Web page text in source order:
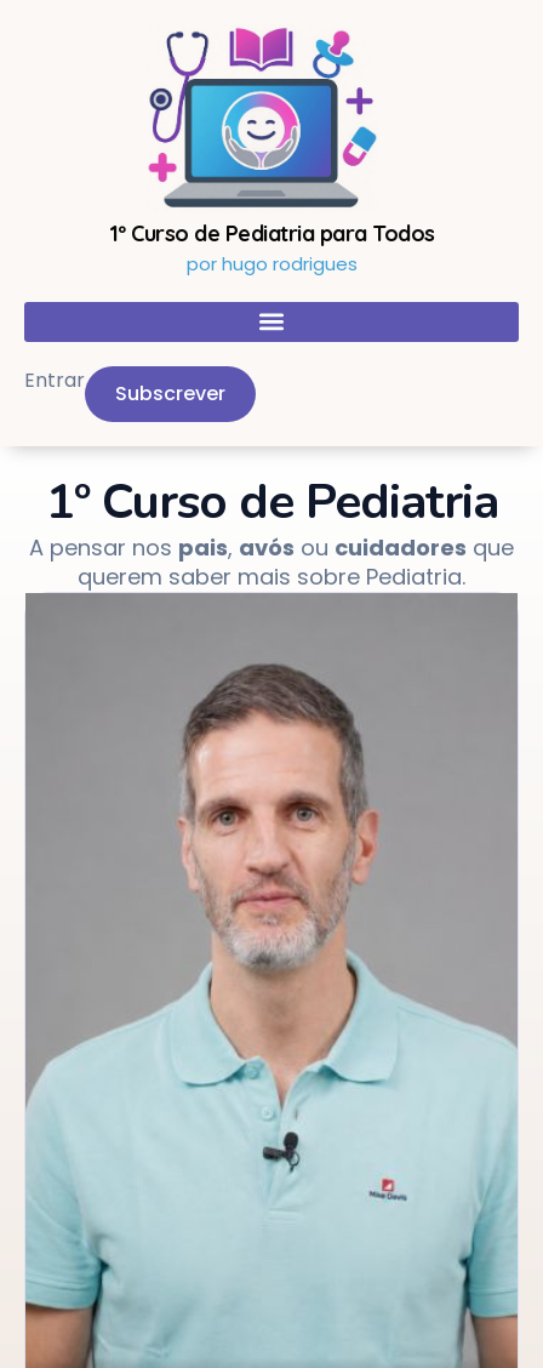
1º Curso de Pediatria para Todos
por hugo rodrigues
Entrar Subscrever
1º Curso de Pediatria
A pensar nos pais, avós ou cuidadores que
querem saber mais sobre Pediatria.